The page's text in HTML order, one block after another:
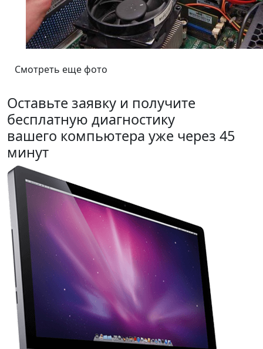
Смотреть еще фото
Оставьте заявку и получите
бесплатную диагностику
вашего компьютера уже через 45
минут